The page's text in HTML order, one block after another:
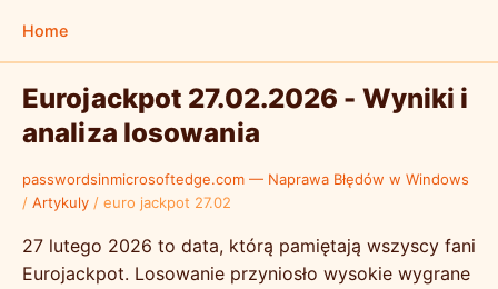
Home
Eurojackpot 27.02.2026 - Wyniki i
analiza losowania
passwordsinmicrosoftedge.com — Naprawa Błędów w Windows
/ Artykuly / euro jackpot 27.02
27 lutego 2026 to data, którą pamiętają wszyscy fani
Eurojackpot. Losowanie przyniosło wysokie wygrane